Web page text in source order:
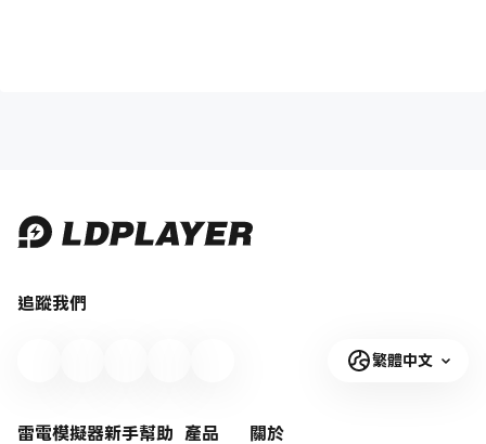
追蹤我們
繁體中文
雷電模擬器新手幫助 產品 關於